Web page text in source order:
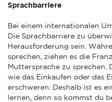
Sprachbarriere
Bei einem internationalen
Die Sprachbarriere zu
Herausforderung sein.
sprechen, ziehen es die
Muttersprache zu sprechen.
wie das Einkaufen oder das
erschweren. Deshalb ist es
lernen, denn so kommst du